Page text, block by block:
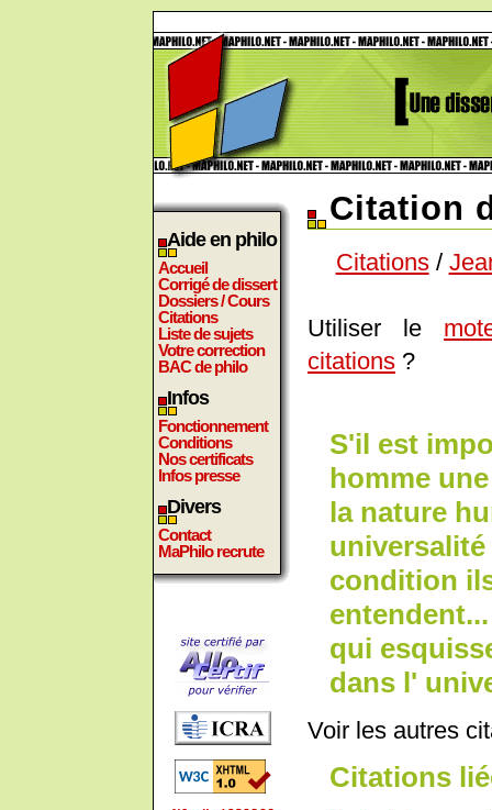
Aide en philo
Accueil
Corrigé de dissert
Dossiers / Cours
Citations
Liste de sujets
Votre correction
BAC de philo
Infos
Fonctionnement
Conditions
Nos certificats
Infos presse
Divers
Contact
MaPhilo recrute
Citation
Citations/
Utiliser le
citations ?
S'il est
homme
la nature
condition
qui
dans l'
Voir les autres
Citations